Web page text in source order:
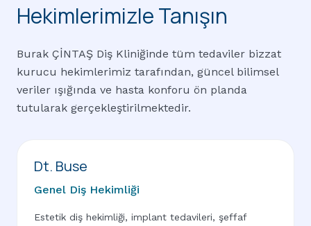
Hekimlerimizle Tanışın
Burak ÇİNTAŞ Diş Kliniğinde tüm tedaviler bizzat
kurucu hekimlerimiz tarafından, güncel bilimsel
veriler ışığında ve hasta konforu ön planda
tutularak gerçekleştirilmektedir.
Dt. Buse
Genel Diş Hekimliği
Estetik diş hekimliği, implant tedavileri, şeffaf